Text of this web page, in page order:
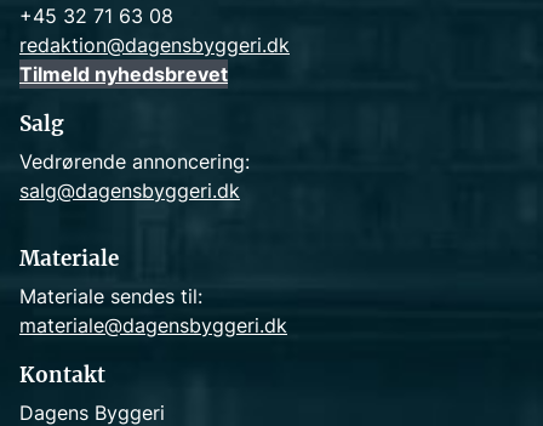
+45 32 71 63 08
redaktion@dagensbyggeri.dk
Tilmeld nyhedsbrevet
Salg
Vedrørende annoncering:
salg@dagensbyggeri.dk
Materiale
Materiale sendes til:
materiale@dagensbyggeri.dk
Kontakt
Dagens Byggeri